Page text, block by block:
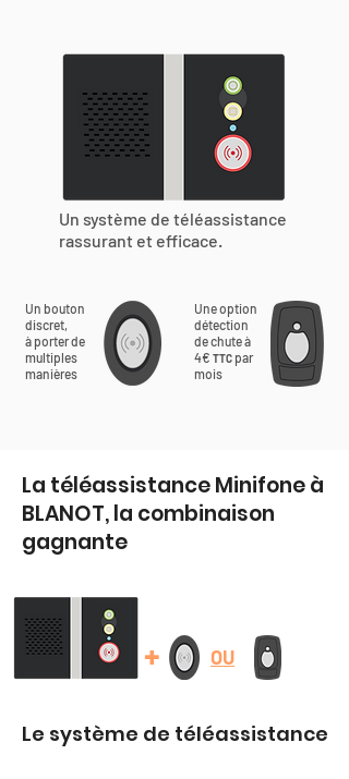
Un système de téléassistance
rassurant et efficace.
Un bouton
discret,
à porter de
multiples
manières
Une option
détection
de chute à
4€ TTC par
mois
La téléassistance Minifone à
BLANOT, la combinaison
gagnante
+ OU
Le système de téléassistance